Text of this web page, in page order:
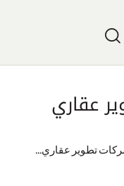
عقاري
تطوير عقاري...